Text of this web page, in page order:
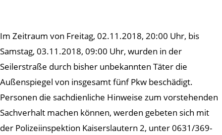
Im Zeitraum von Freitag, 02.11.2018, 20:00 Uhr, bis
Samstag, 03.11.2018, 09:00 Uhr, wurden in der
Seilerstraße durch bisher unbekannten Täter die
Außenspiegel von insgesamt fünf Pkw beschädigt.
Personen die sachdienliche Hinweise zum vorstehenden
Sachverhalt machen können, werden gebeten sich mit
der Polizeiinspektion Kaiserslautern 2, unter 0631/369-